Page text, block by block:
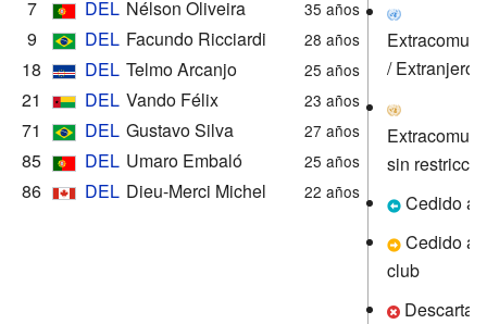
7
DEL Nélson Oliveira 35 años
9 DEL Facundo Ricciardi 28 años
18 DEL Telmo Arcanjo 25 años
21 DEL Vando Félix 23 años
71 DEL Gustavo Silva 27 años
85 DEL Umaro Embaló 25 años
86 DEL Dieu-Merci Michel 22 años
/ Extranjero
sin
Cedido al
Cedido a
club